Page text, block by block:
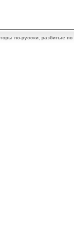
по-русски, разбитые